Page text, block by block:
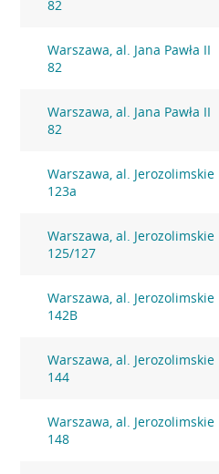
82
Warszawa, al. Jana Pawła II
82
Warszawa, al. Jana Pawła II
82
Warszawa, al. Jerozolimskie
123a
Warszawa, al. Jerozolimskie
125/127
Warszawa, al. Jerozolimskie
142B
Warszawa, al. Jerozolimskie
144
Warszawa, al. Jerozolimskie
148